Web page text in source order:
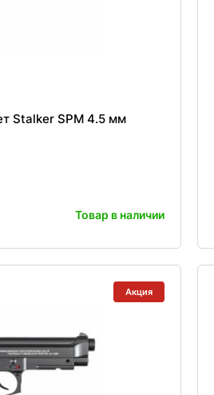
Stalker SPM 4.5 мм
Товар в наличии
Акция